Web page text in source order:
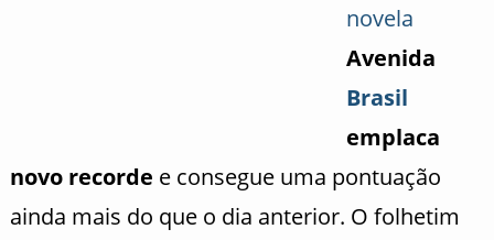
novela
Avenida
Brasil
emplaca
novo recorde e consegue uma pontuação
ainda mais do que o dia anterior. O folhetim